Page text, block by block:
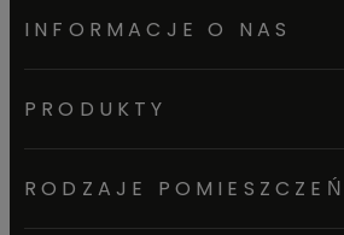
INFORMACJE O NAS
PRODUKTY
RODZAJE POMIESZCZEŃ